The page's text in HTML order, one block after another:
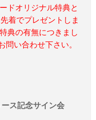
ドオリジナル特典と
着でプレゼントしま
典の有無につきまし
い合わせ下さい。
ス記念サイン会